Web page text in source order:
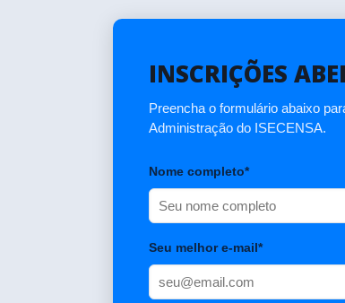
INSCRIÇÕES
Preencha o formulário abaixo
Administração do ISECENSA.
Nome completo*
Seu melhor e-mail*